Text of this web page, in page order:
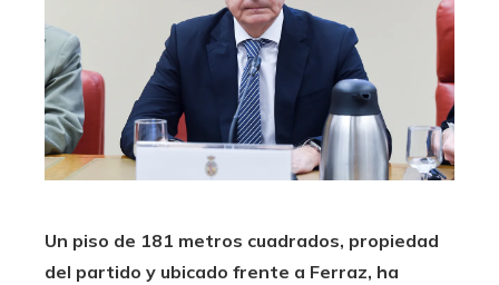
Un piso de 181 metros cuadrados, propiedad
del partido y ubicado frente a Ferraz, ha